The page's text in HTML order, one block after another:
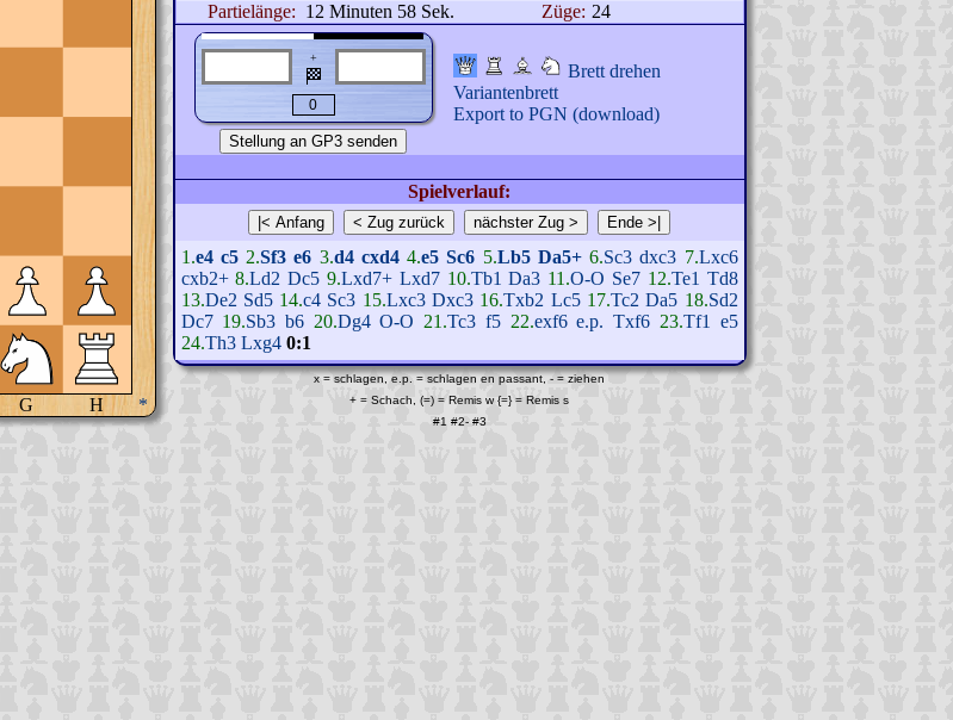
G H *
Partielänge: 12 Minuten 58 Sek. Züge: 24
+
🏁
Brett drehen
Variantenbrett
Export to PGN (download)
Spielverlauf:
1.e4 c5 2.Sf3 e6 3.d4 cxd4 4.e5 Sc6 5.Lb5 Da5+ 6.Sc3 dxc3 7.Lxc6
cxb2+ 8.Ld2 Dc5 9.Lxd7+ Lxd7 10.Tb1 Da3 11.O-O Se7 12.Te1 Td8
13.De2 Sd5 14.c4 Sc3 15.Lxc3 Dxc3 16.Txb2 Lc5 17.Tc2 Da5 18.Sd2
Dc7 19.Sb3 b6 20.Dg4 O-O 21.Tc3 f5 22.exf6 e.p. Txf6 23.Tf1
e5
24.Th3 Lxg4 0:1
x = schlagen, e.p. = schlagen en passant, - = ziehen
+ = Schach, (=) = Remis w {=} = Remis s
#1 #2-#3